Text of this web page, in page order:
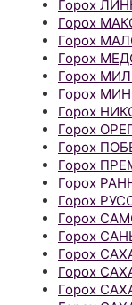
Горох
Горох
Горох
Горох
Горох
Горох
Горох
Горох
Горох
Горох
Горох
Горох
Горох
Горох
Горох
Горох
Горох